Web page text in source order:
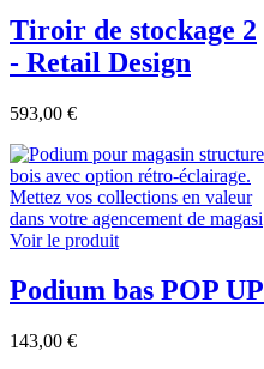
Tiroir de stockage 2
- Retail Design
593,00 €
Voir le produit
Podium bas POP UP
143,00 €